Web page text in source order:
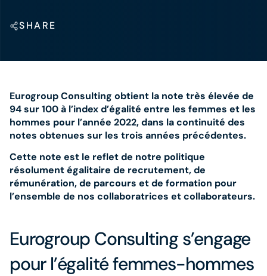
SHARE
Eurogroup Consulting obtient la note très élevée de
94 sur 100 à l’index d’égalité entre les femmes et les
hommes pour l’année 2022, dans la continuité des
notes obtenues sur les trois années précédentes.
Cette note est le reflet de notre politique
résolument égalitaire de recrutement, de
rémunération, de parcours et de formation pour
l’ensemble de nos collaboratrices et collaborateurs.
Eurogroup Consulting s’engage
pour l’égalité femmes-hommes